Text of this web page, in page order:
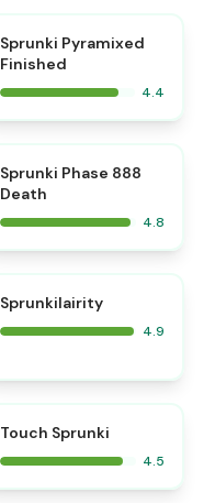
Sprunki Pyramixed
Finished
4.4
Sprunki Phase 888
Death
4.8
Sprunkilairity
4.9
Touch Sprunki
4.5